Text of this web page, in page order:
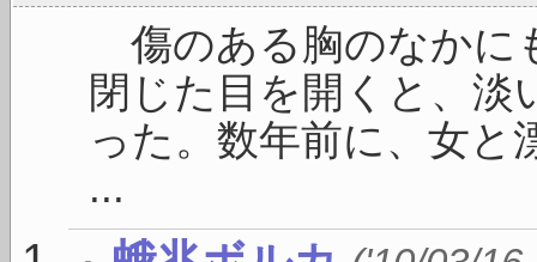
傷のある胸のなかに
閉じた目を開くと、
った。数年前に、女と
...